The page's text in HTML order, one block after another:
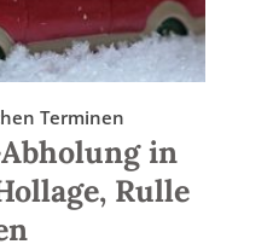
Terminen
in
Rulle